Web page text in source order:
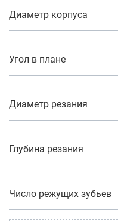
Диаметр корпуса
Угол в плане
Диаметр резания
Глубина резания
Число режущих зубьев